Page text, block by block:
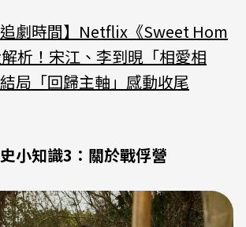
劇時間】Netflix《Sweet Hom
析！宋江、李到晛「相愛相
局「回歸主軸」感動收尾
小知識3：關於戰俘營